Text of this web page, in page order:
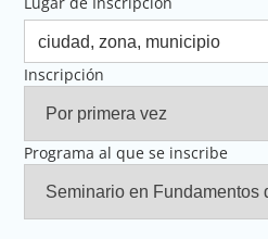
Inscripción
Programa al que se inscribe